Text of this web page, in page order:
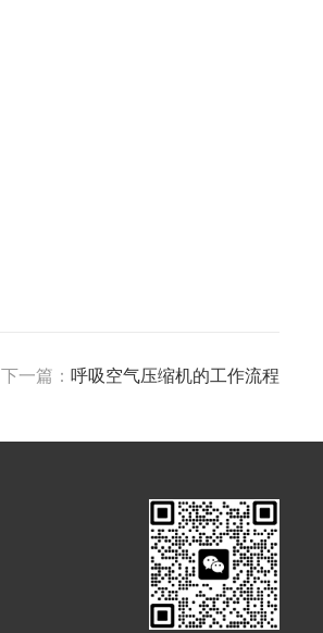
下一篇： 呼吸空气压缩机的工作流程